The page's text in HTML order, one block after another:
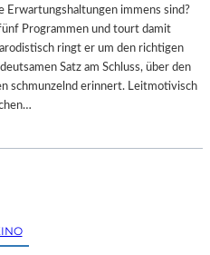
Erwartungshaltungen immens sind?
Programmen und tourt damit
ringt er um den richtigen
Satz am Schluss, über den
schmunzelnd erinnert. Leitmotivisch